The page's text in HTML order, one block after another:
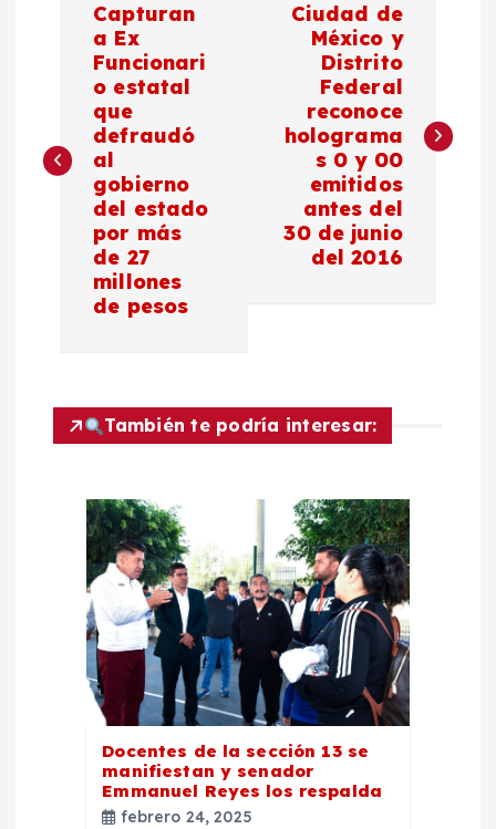
e
ó
Capturan
a Ex
Funcionari
o estatal
que
defraudó
al
gobierno
del estado
por más
de 27
millones
de pesos
Ciudad de
México y
Distrito
Federal
reconoce
holograma
s 0 y 00
emitidos
antes del
30 de junio
del 2016
También te podría interesar:
Docentes de la sección 13 se
manifiestan y senador
Emmanuel Reyes los respalda
febrero 24, 2025